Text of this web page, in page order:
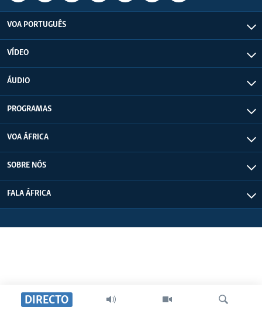
DIRECTO
VOA PORTUGUÊS
VÍDEO
ÁUDIO
PROGRAMAS
VOA ÁFRICA
SOBRE NÓS
FALA ÁFRICA